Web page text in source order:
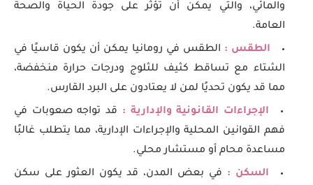
والمائي، والتي يمكن أن تؤثر على جودة الحياة والصحة
العامة.
الطقس : الطقس في رومانيا يمكن أن يكون قاسيًا في
الشتاء مع تساقط كثيف للثلوج ودرجات حرارة منخفضة،
مما قد يكون تحديًا لمن لا يعتادون على البرد القارس.
الإجراءات القانونية والإدارية : قد تواجه صعوبات في
فهم القوانين المحلية والإجراءات الإدارية، مما يتطلب غالبًا
مساعدة محام أو مستشار محلي.
السكن : في بعض المدن، قد يكون العثور على سكن